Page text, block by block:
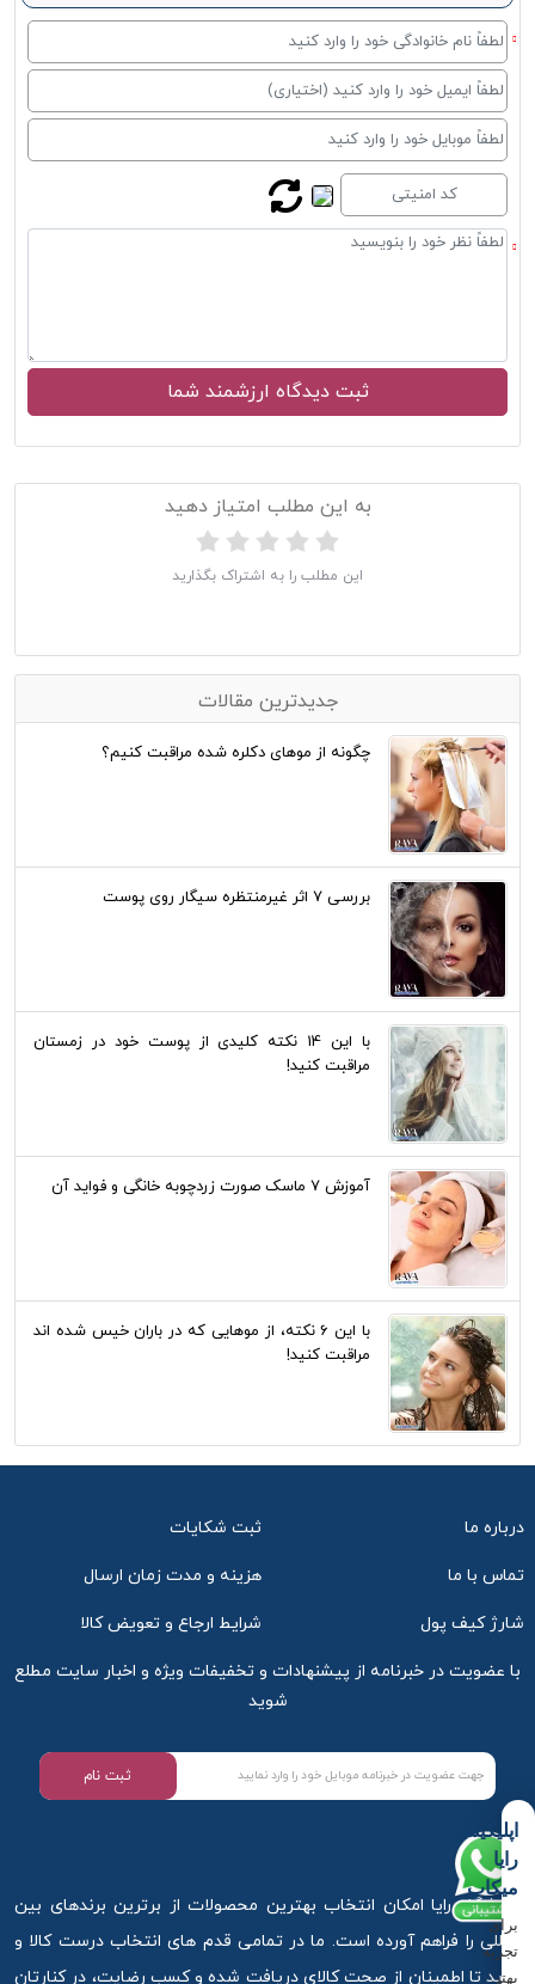
به این مطلب امتیاز دهید
این مطلب را به اشتراک بگذارید
جدیدترین مقالات
چگونه از موهای دکلره شده مراقبت کنیم؟
بررسی 7 اثر غیرمنتظره سیگار روی پوست
با این 14 نکته کلیدی از پوست خود در زمستان
مراقبت کنید!
آموزش 7 ماسک صورت زردچوبه خانگی و فواید آن
با این 6 نکته، از موهایی که در باران خیس شده اند
مراقبت کنید!
درباره ما ثبت شکایات
تماس با ما هزینه و مدت زمان ارسال
شارژ کیف پول شرایط ارجاع و تعویض کالا
با عضویت در خبرنامه از پیشنهادات و تخفیفات ویژه و اخبار سایت مطلع
شوید
ثبت نام
درباره ما
فروشگاه رایا امکان انتخاب بهترین محصولات از برترین برندهای بین
المللی را فراهم آورده است. ما در تمامی قدم های انتخاب درست کالا و
خرید تا اطمینان از صحت کالای دریافت شده و کسب رضایت، در کنارتان
اپلیکیشن
رایا
میکاپ
برای
تجربه
بهتر